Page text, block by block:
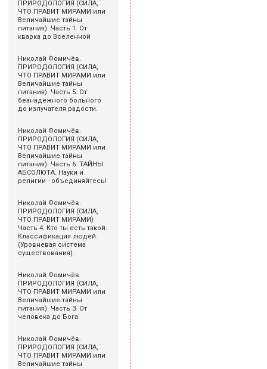
ПРИРОДОЛОГИЯ (СИЛА,
ЧТО ПРАВИТ МИРАМИ или
Величайшие тайны
питания). Часть 1. От
кварка до Вселенной
Николай Фомичёв.
ПРИРОДОЛОГИЯ (СИЛА,
ЧТО ПРАВИТ МИРАМИ или
Величайшие тайны
питания). Часть 5. От
безнадёжного больного
до излучателя радости.
Николай Фомичёв.
ПРИРОДОЛОГИЯ (СИЛА,
ЧТО ПРАВИТ МИРАМИ или
Величайшие тайны
питания). Часть 6. ТАЙНЫ
АБСОЛЮТА. Науки и
религии - объединяйтесь!
Николай Фомичёв.
ПРИРОДОЛОГИЯ (СИЛА,
ЧТО ПРАВИТ МИРАМИ)
Часть 4. Кто ты есть такой.
Классификация людей.
(Уровневая система
существования).
Николай Фомичёв.
ПРИРОДОЛОГИЯ (СИЛА,
ЧТО ПРАВИТ МИРАМИ или
Величайшие тайны
питания). Часть 3. От
человека до Бога.
Николай Фомичёв.
ПРИРОДОЛОГИЯ (СИЛА,
ЧТО ПРАВИТ МИРАМИ или
Величайшие тайны